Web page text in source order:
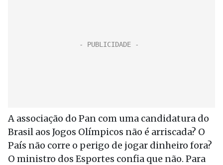
A associação do Pan com uma candidatura do
Brasil aos Jogos Olímpicos não é arriscada? O
País não corre o perigo de jogar dinheiro fora?
O ministro dos Esportes confia que não. Para